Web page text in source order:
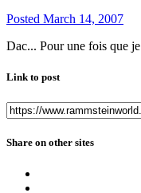
Posted March 14, 2007
Dac... Pour une fois que
Link to post
Share on other sites